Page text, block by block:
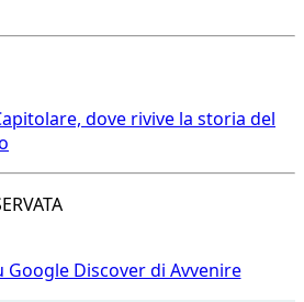
dove rivive la storia del
Google Discover di Avvenire